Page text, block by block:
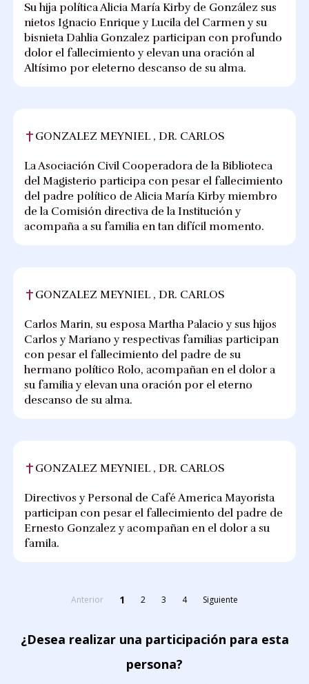
Su hija política Alicia María Kirby de González sus
nietos Ignacio Enrique y Lucila del Carmen y su
bisnieta Dahlia Gonzalez participan con profundo
dolor el fallecimiento y elevan una oración al
Altísimo por eleterno descanso de su alma.
GONZALEZ MEYNIEL , DR. CARLOS
La Asociación Civil Cooperadora de la Biblioteca
del Magisterio participa con pesar el fallecimiento
del padre político de Alicia María Kirby miembro
de la Comisión directiva de la Institución y
acompaña a su familia en tan difícil momento.
GONZALEZ MEYNIEL , DR. CARLOS
Carlos Marin, su esposa Martha Palacio y sus hijos
Carlos y Mariano y respectivas familias participan
con pesar el fallecimiento del padre de su
hermano político Rolo, acompañan en el dolor a
su familia y elevan una oración por el eterno
descanso de su alma.
GONZALEZ MEYNIEL , DR. CARLOS
Directivos y Personal de Café America Mayorista
participan con pesar el fallecimiento del padre de
Ernesto Gonzalez y acompañan en el dolor a su
famila.
Anterior 1 2 3 4 Siguiente
¿Desea realizar una participación para esta
persona?